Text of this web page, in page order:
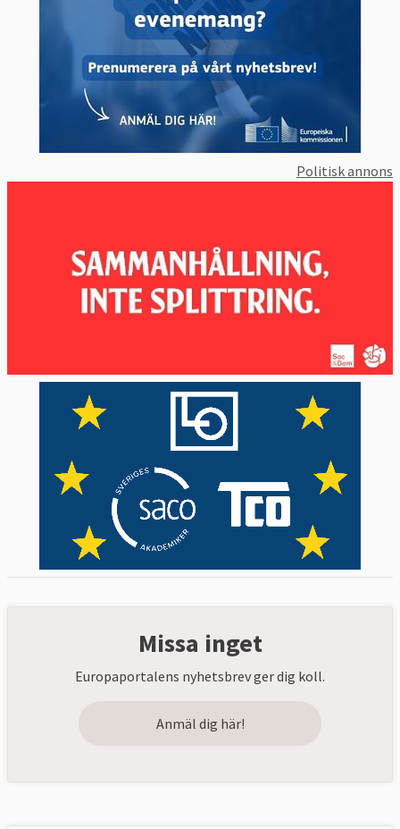
Politisk annons
Missa inget
Europaportalens nyhetsbrev ger dig koll.
Anmäl dig här!